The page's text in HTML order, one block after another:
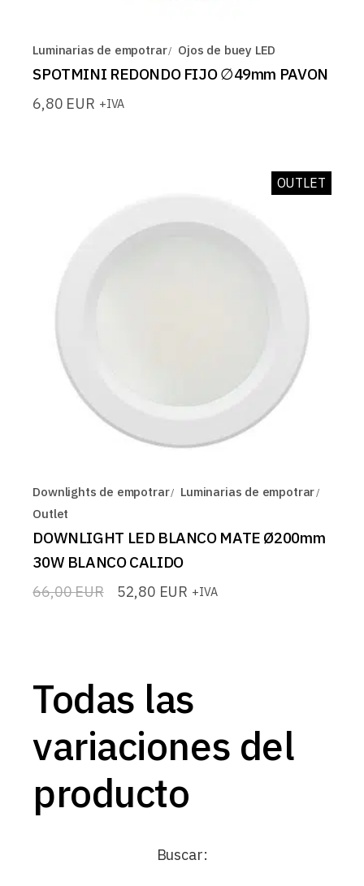
Luminarias de empotrar Ojos de buey LED
SPOTMINI REDONDO FIJO ∅49mm PAVON
6,80 EUR +IVA
OUTLET
Downlights de empotrar
Luminarias de empotrar
Outlet
DOWNLIGHT LED BLANCO MATE Ø200mm
30W BLANCO CALIDO
66,00EUR
El 52,80 EUR
El +IVA
Todas las
variaciones del
producto
Buscar: